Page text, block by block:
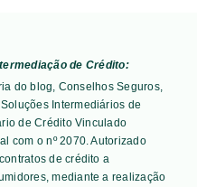
de Crédito:
do blog, Conselhos Seguros,
Intermediários de
de Crédito Vinculado
com o nº 2070. Autorizado
de crédito a
mediante a realização